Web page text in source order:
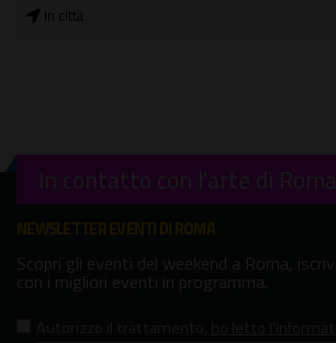
In città
In contatto con l'arte di Roma